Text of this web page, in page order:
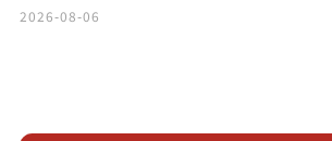
2026-08-06